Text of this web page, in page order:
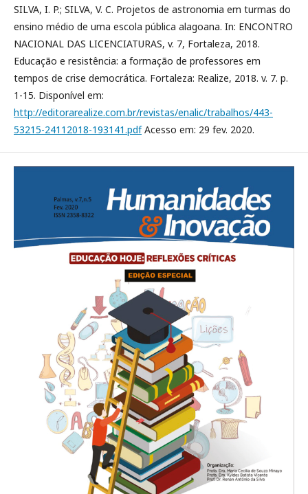
SILVA, I. P.; SILVA, V. C. Projetos de astronomia em turmas do
ensino médio de uma escola pública alagoana. In: ENCONTRO
NACIONAL DAS LICENCIATURAS, v. 7, Fortaleza, 2018.
Educação e resistência: a formação de professores em
tempos de crise democrática. Fortaleza: Realize, 2018. v. 7. p.
1-15. Disponível em:
http://editorarealize.com.br/revistas/enalic/trabalhos/443-
53215-24112018-193141.pdfAcesso em: 29 fev. 2020.